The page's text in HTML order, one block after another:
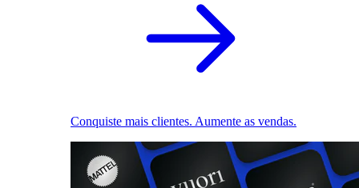
Conquiste mais clientes. Aumente as vendas.